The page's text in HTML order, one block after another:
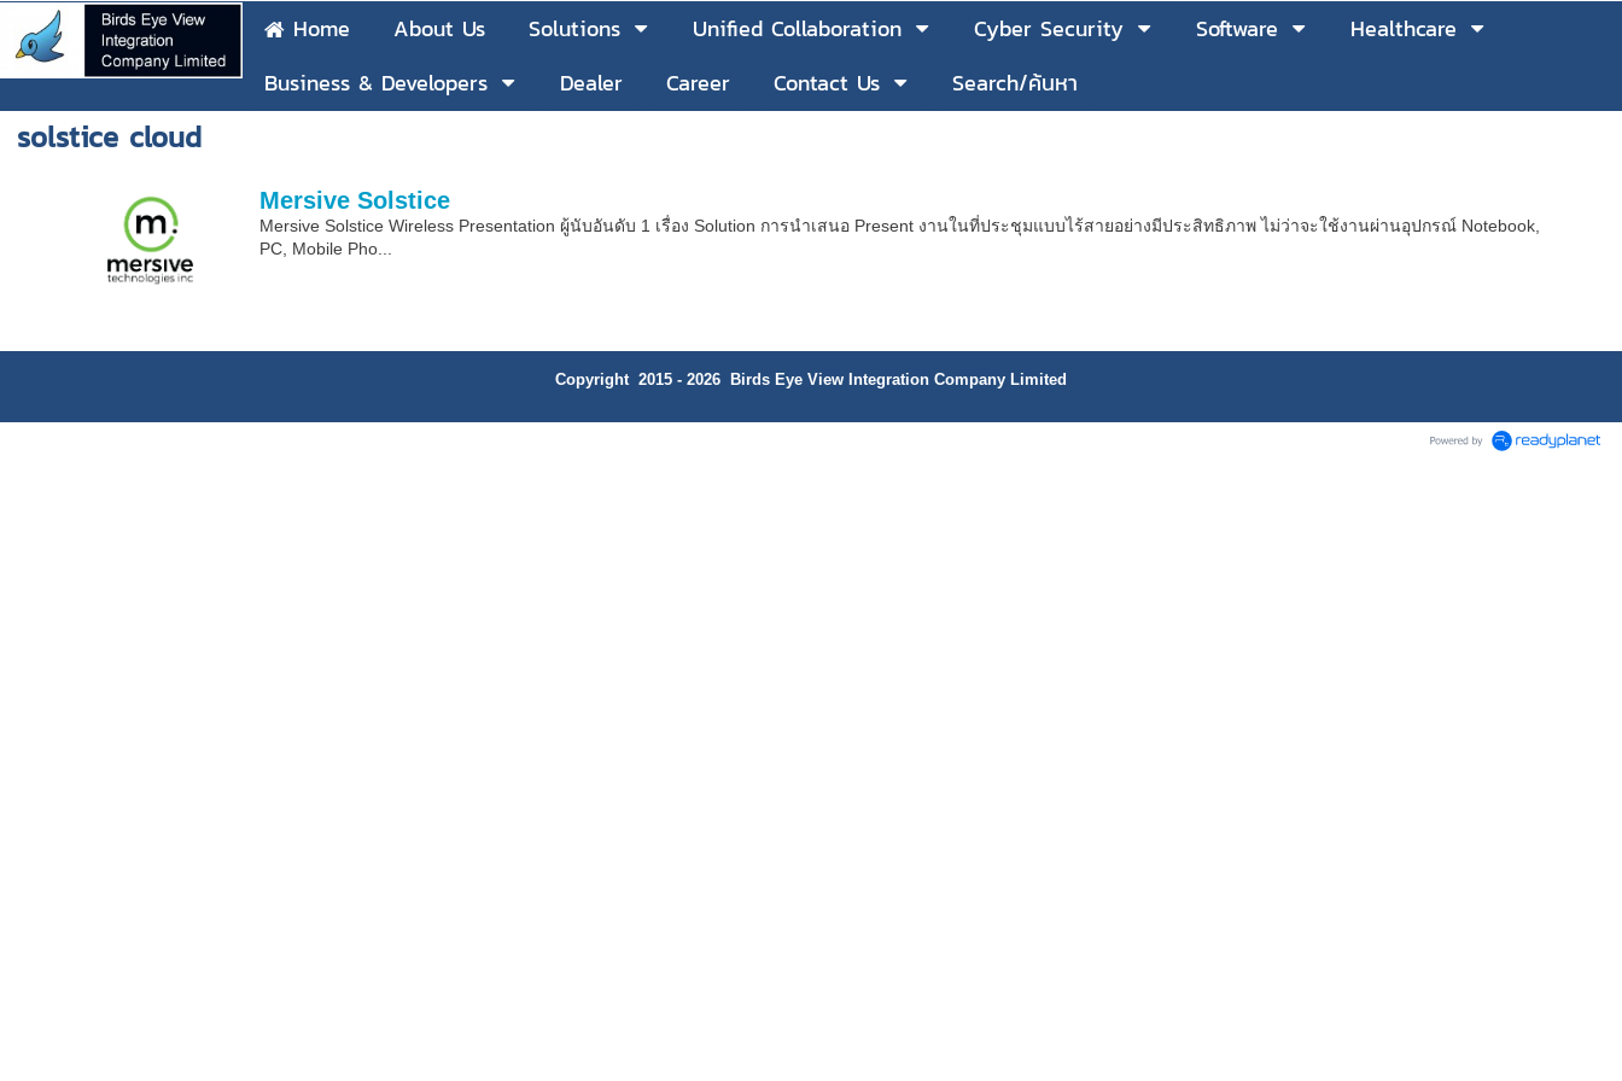
Home About Us Solutions Unified Collaboration Cyber Security Software
Healthcare
Business & Developers
Dealer Career Contact Us Search/ค้นหา
solstice cloud
Mersive Solstice
Mersive Solstice Wireless Presentation ผู้นับอันดับ 1 เรื่อง Solution การนำเสนอ Present งานในที่ประชุมแบบไร้สายอย่างมีประสิทธิภาพ ไม่ว่าจะใช้งานผ่านอุปกรณ์ Notebook,
PC, Mobile Pho...
Copyright 2015 - 2026 Birds Eye View Integration Company Limited